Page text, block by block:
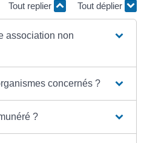
Tout replier Tout déplier
association non
concernés ?
?